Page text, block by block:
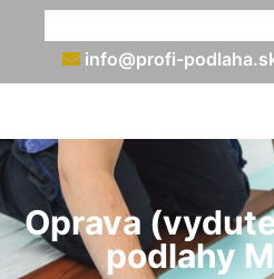
info@profi-
Oprava
podlahy